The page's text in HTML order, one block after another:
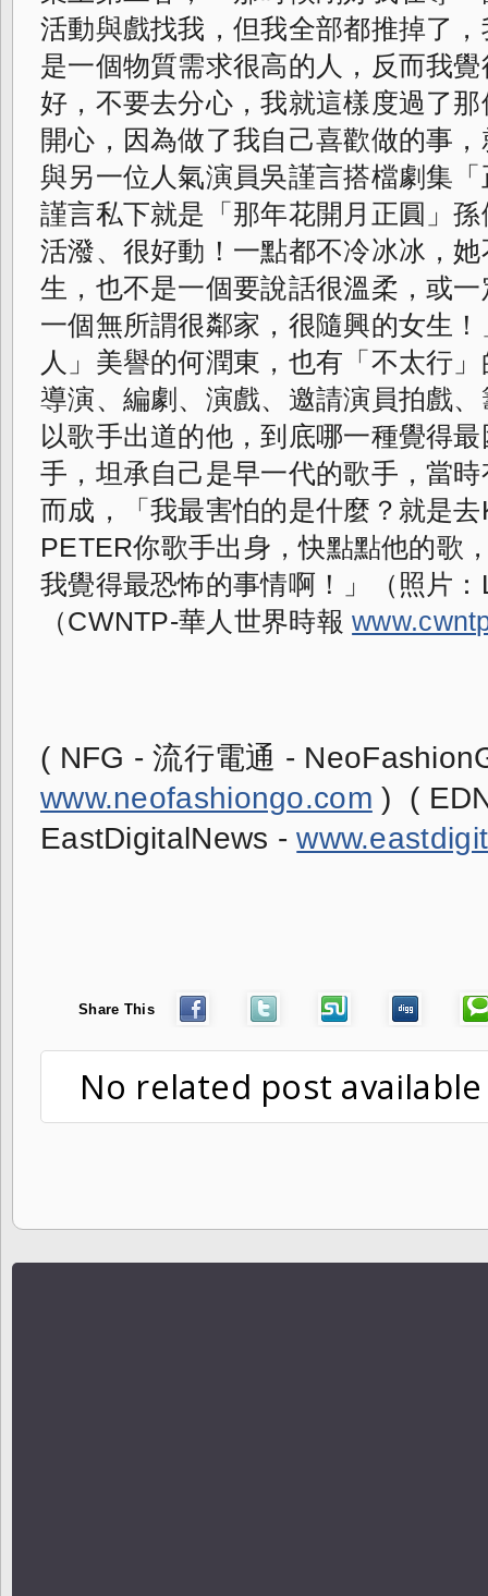
活動與戲找我，但我全部都推掉了
是一個物質需求很高的人， 反而我
好，不要去分心，我就這樣度過了
開心， 因為做了我自己喜歡做的事
與另一位人氣演員吳謹言搭檔劇集
謹言私下就是「那年花開月正圓」孫
活潑、很好動！一點都不冷冰冰，她
生，也不是一個要說話很溫柔，或一
一個無所謂很鄰家，很隨興的女生！
人」美譽的何潤東，也有「不太行
導演、編劇、演戲、邀請演員拍戲
以歌手出道的他，到底哪一種覺得
手，坦承自己是早一代的歌手，當時
而成，「我最害怕的是什麼？ 就是
PETER你歌手出身，快點點他的歌
我覺得最恐怖的事情啊！」（ 照片
（CWNTP-華人世界時報
www.neofashiongo.com )  (
EastDigitalNews -
Share This
No related post available